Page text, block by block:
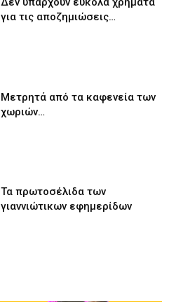
για τις αποζημιώσεις…
Μετρητά από τα καφενεία των
χωριών…
Τα πρωτοσέλιδα των
γιαννιώτικων εφημερίδων